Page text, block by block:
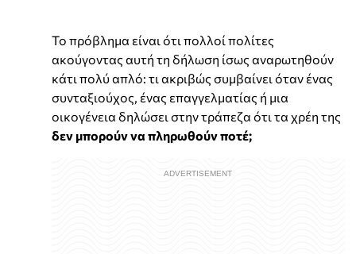
Το πρόβλημα είναι ότι πολλοί πολίτες
ακούγοντας αυτή τη δήλωση ίσως αναρωτηθούν
κάτι πολύ απλό: τι ακριβώς συμβαίνει όταν ένας
συνταξιούχος, ένας επαγγελματίας ή μια
οικογένεια δηλώσει στην τράπεζα ότι τα χρέη της
δεν μπορούν να πληρωθούν ποτέ;